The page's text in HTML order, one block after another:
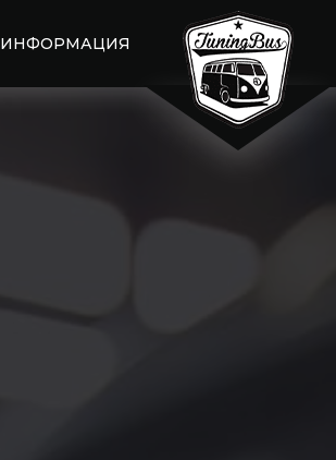
ИНФОРМАЦИЯ